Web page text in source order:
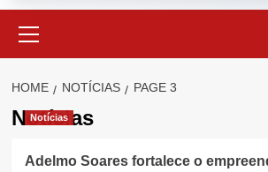
Menu
HOME NOTÍCIAS PAGE 3
Notícias
Notícias
Adelmo Soares fortalece o